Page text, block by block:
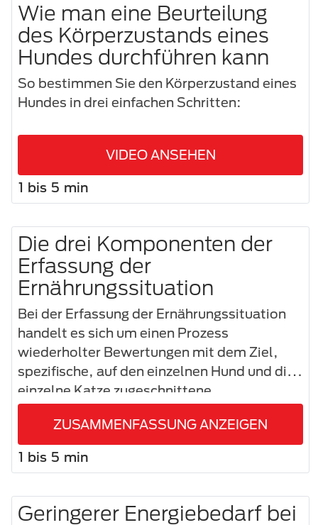
Wie man eine Beurteilung
des Körperzustands eines
Hundes durchführen kann
So bestimmen Sie den Körperzustand eines
Hundes in drei einfachen Schritten:
VIDEO ANSEHEN
1 bis 5 min
Die drei Komponenten der
Erfassung der
Ernährungssituation
Bei der Erfassung der Ernährungssituation
handelt es sich um einen Prozess
wiederholter Bewertungen mit dem Ziel,
spezifische, auf den einzelnen Hund und die
einzelne Katze zugeschnittene
Ernährungsempfehlungen zu geben.
ZUSAMMENFASSUNG ANZEIGEN
1 bis 5 min
Geringerer Energiebedarf bei